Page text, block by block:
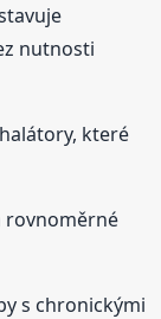
nutnosti
které
rovnoměrné
s chronickými